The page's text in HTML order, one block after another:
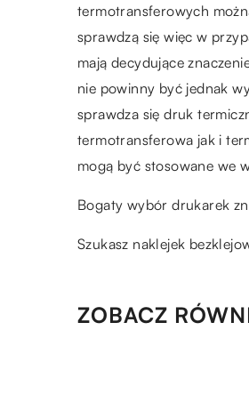
termotransferowych
sprawdzą się więc w
mają decydujące
nie powinny być jednak
sprawdza się druk
termotransferowa jak i
mogą być stosowane we
Bogaty wybór drukarek
Szukasz naklejek
ZOBACZ